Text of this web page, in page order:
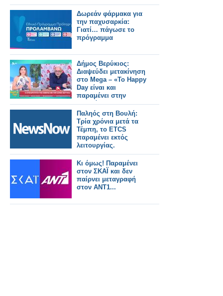
Δωρεάν φάρμακα για
την παχυσαρκία:
Γιατί… πάγωσε το
πρόγραμμα
Δήμος Βερύκιος:
Διαψεύδει μετακίνηση
στο Mega – «Το Happy
Day είναι και
παραμένει στην
καρδιά μου»
Παληός στη Βουλή:
Τρία χρόνια μετά τα
Τέμπη, το ETCS
παραμένει εκτός
λειτουργίας.
Κι όμως! Παραμένει
στον ΣΚΑΪ και δεν
παίρνει μεταγραφή
στον ΑΝΤ1...